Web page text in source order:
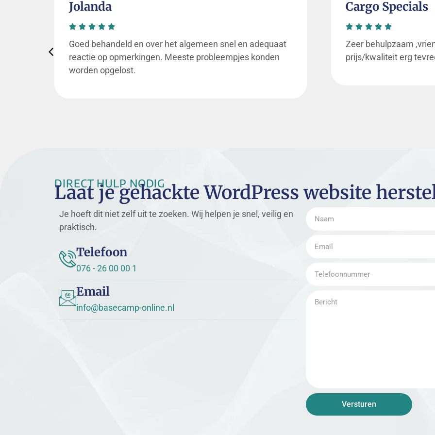
Cargo Specials
Zeer behulpzaam ,vriendelijk,professioneel, betrokken !
prijs/kwaliteit erg tevreden over! Een absolute aanrader!
Sandra Bom
Professionele hulp bij
een informele en
DIRECT HULP NODIG
Laat je gehackte WordPress website
Je hoeft dit niet zelf uit te zoeken. Wij helpen je snel, veilig en
praktisch.
Telefoon
076 - 26 00 00 1
Email
info@basecamp-online.nl
Versturen